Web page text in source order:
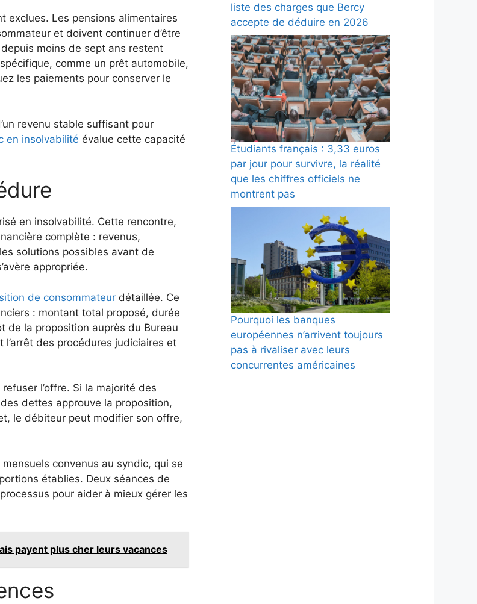
exclues. Les pensions alimentaires
et doivent continuer d’être
moins de sept ans restent
comme un prêt automobile,
les paiements pour conserver le
revenu stable suffisant pour
en insolvabilité évalue cette capacité
en insolvabilité. Cette rencontre,
complète : revenus,
solutions possibles avant de
appropriée.
de consommateur détaillée. Ce
: montant total proposé, durée
de la proposition auprès du Bureau
des procédures judiciaires et
l’offre. Si la majorité des
dettes approuve la proposition,
le débiteur peut modifier son offre,
convenus au syndic, qui se
établies. Deux séances de
pour aider à mieux gérer les
payent plus cher leurs vacances
liste des charges que Bercy
accepte de déduire en 2026
Étudiants français : 3,33 euros
par jour pour survivre, la réalité
que les chiffres officiels ne
montrent pas
Pourquoi les banques
européennes n’arrivent toujours
pas à rivaliser avec leurs
concurrentes américaines